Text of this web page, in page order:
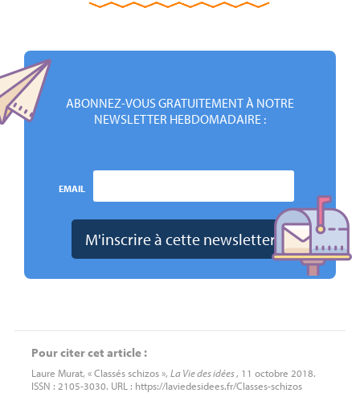
ABONNEZ-VOUS GRATUITEMENT À NOTRE
NEWSLETTER HEBDOMADAIRE :
EMAIL
Pour citer cet article :
Laure Murat, « Classés schizos », La Vie des idées, 11 octobre 2018.
ISSN : 2105-3030. URL : https://laviedesidees.fr/Classes-schizos